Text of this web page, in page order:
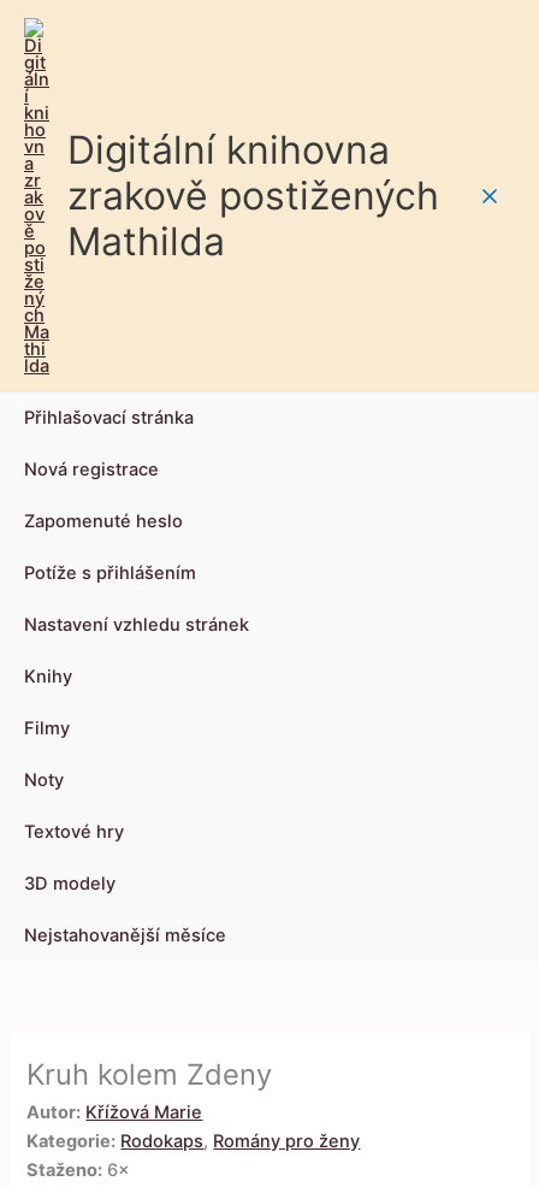
Digitální knihovna
zrakově postižených
Mathilda
Přihlašovací stránka
Nová registrace
Zapomenuté heslo
Potíže s přihlášením
Nastavení vzhledu stránek
Knihy
Filmy
Noty
Textové hry
3D modely
Nejstahovanější měsíce
Kruh kolem Zdeny
Autor: Křížová Marie
Kategorie: Rodokaps, Romány pro ženy
Staženo: 6×